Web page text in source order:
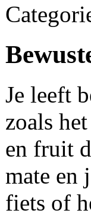
Je leeft
zoals
en fruit
mate en
fiets of